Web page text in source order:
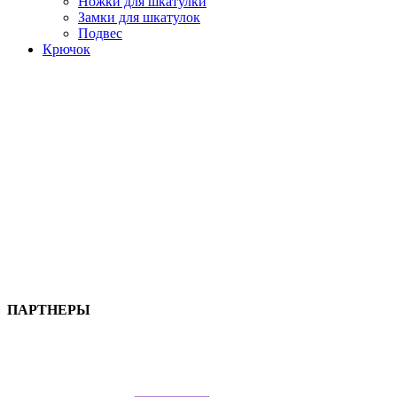
Замки для шкатулок
Подвес
Крючок
ПАРТНЕРЫ